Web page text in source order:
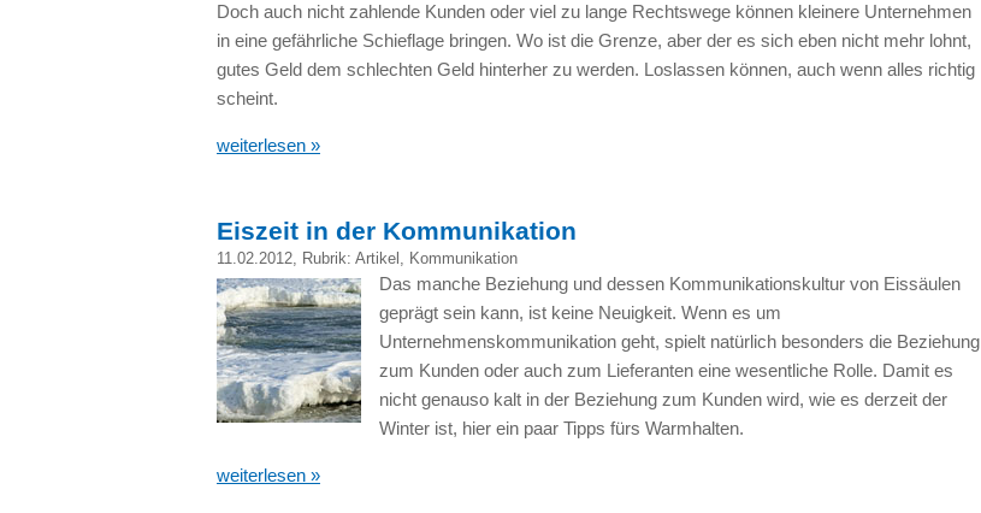
Doch auch nicht zahlende Kunden oder viel zu lange Rechtswege können kleinere Unternehmen
in eine gefährliche Schieflage bringen. Wo ist die Grenze, aber der es sich eben nicht mehr lohnt,
gutes Geld dem schlechten Geld hinterher zu werden. Loslassen können, auch wenn alles richtig
scheint.
weiterlesen »
Eiszeit in der Kommunikation
11.02.2012 , Rubrik: Artikel Kommunikation
Das manche Beziehung und dessen Kommunikationskultur von Eissäulen
geprägt sein kann, ist keine Neuigkeit. Wenn es um
Unternehmenskommunikation geht, spielt natürlich besonders die Beziehung
zum Kunden oder auch zum Lieferanten eine wesentliche Rolle. Damit es
nicht genauso kalt in der Beziehung zum Kunden wird, wie es derzeit der
Winter ist, hier ein paar Tipps fürs Warmhalten.
weiterlesen »